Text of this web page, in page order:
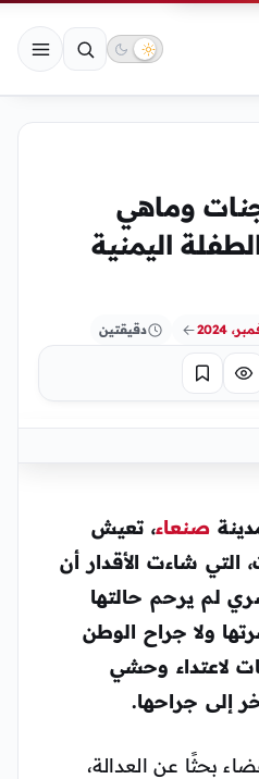
وماهي
اليمنية
دقيقتين
تركيز حفظ
صنعاء، تعيش
التي شاءت الأقدار أن
لم يرحم حالتها
ولا جراح الوطن
لاعتداء وحشي
إلى جراحها.
بحثًا عن العدالة،